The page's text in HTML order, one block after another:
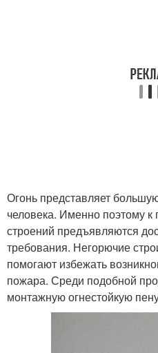
Огонь представляет
человека. Именно поэтому к
строений предъявляются
требования. Негорючие
помогают избежать
пожара. Среди подобной
монтажную огнестойкую